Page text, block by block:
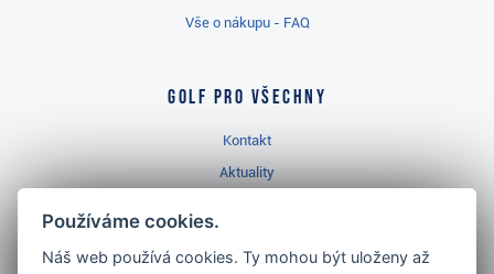
Vše o nákupu - FAQ
Golf pro všechny
Kontakt
Aktuality
Golfový slovník
Používáme cookies.
Náš web používá cookies. Ty mohou být uloženy až